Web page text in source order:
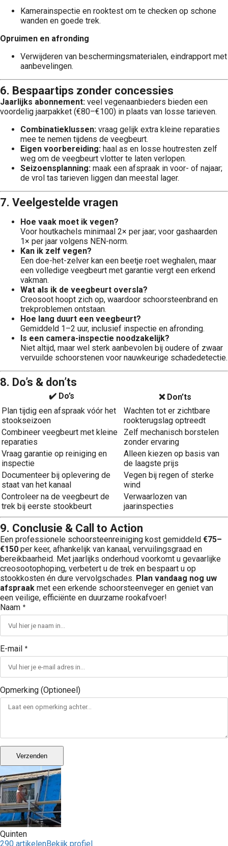
Kamerainspectie en rooktest om te checken op schone
wanden en goede trek.
Opruimen en afronding
Verwijderen van beschermingsmaterialen, eindrapport met
aanbevelingen.
6. Bespaartips zonder concessies
Jaarlijks abonnement: veel vegenaanbieders bieden een
voordelig jaarpakket (€80–€100) in plaats van losse tarieven.
Combinatieklussen: vraag gelijk extra kleine reparaties
mee te nemen tijdens de veegbeurt.
Eigen voorbereiding: haal as en losse houtresten zelf
weg om de veegbeurt vlotter te laten verlopen.
Seizoensplanning: maak een afspraak in voor- of najaar;
de vrol tas tarieven liggen dan meestal lager.
7. Veelgestelde vragen
Hoe vaak moet ik vegen?
Voor houtkachels minimaal 2× per jaar; voor gashaarden
1× per jaar volgens NEN-norm.
Kan ik zelf vegen?
Een doe-het-zelver kan een beetje roet weghalen, maar
een volledige veegbeurt met garantie vergt een erkend
vakman.
Wat als ik de veegbeurt oversla?
Creosoot hoopt zich op, waardoor schoorsteenbrand en
trekproblemen ontstaan.
Hoe lang duurt een veegbeurt?
Gemiddeld 1–2 uur, inclusief inspectie en afronding.
Is een camera-inspectie noodzakelijk?
Niet altijd, maar wel sterk aanbevolen bij oudere of zwaar
vervuilde schoorstenen voor nauwkeurige schade­detectie.
8. Do’s & don’ts
✔️ Do’s
❌ Don’ts
Plan tijdig een afspraak vóór het
stookseizoen
Wachten tot er zichtbare
rook­terugslag optreedt
Combineer veegbeurt met kleine
reparaties
Zelf mechanisch borstelen
zonder ervaring
Vraag garantie op reiniging en
inspectie
Alleen kiezen op basis van
de laagste prijs
Documenteer bij oplevering de
staat van het kanaal
Vegen bij regen of sterke
wind
Controleer na de veegbeurt de
trek bij eerste stookbeurt
Verwaarlozen van
jaarinspecties
9. Conclusie & Call to Action
Een professionele schoorsteenreiniging kost gemiddeld €75–
€150 per keer, afhankelijk van kanaal, vervuilingsgraad en
bereikbaarheid. Met jaarlijks onderhoud voorkomt u gevaarlijke
creosootophoping, verbetert u de trek en bespaart u op
stookkosten én dure vervolgschades. Plan vandaag nog uw
afspraak met een erkende schoorsteenveger en geniet van
een veilige, efficiënte en duurzame rookafvoer!
Naam *
E-mail *
Opmerking (Optioneel)
Verzenden
Quinten
290 artikelenBekijk profiel